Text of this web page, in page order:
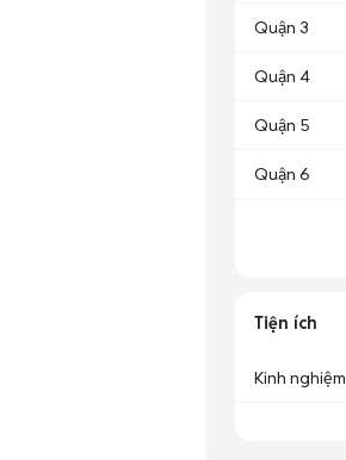
Quận 3
Quận 4
Quận 5
Quận 6
Tiện ích
Kinh nghiệm